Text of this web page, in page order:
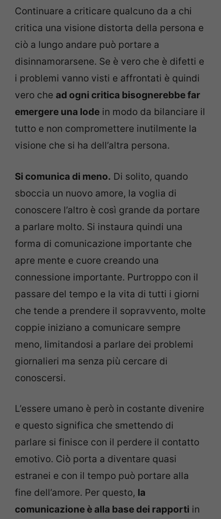
Continuare a criticare qualcuno da a chi
critica una visione distorta della persona e
ciò a lungo andare può portare a
disinnamorarsene. Se è vero che è difetti e
i problemi vanno visti e affrontati è quindi
vero che ad ogni critica bisognerebbe far
emergere una lode in modo da bilanciare il
tutto e non compromettere inutilmente la
visione che si ha dell’altra persona.
Si comunica di meno. Di solito, quando
sboccia un nuovo amore, la voglia di
conoscere l’altro è così grande da portare
a parlare molto. Si instaura quindi una
forma di comunicazione importante che
apre mente e cuore creando una
connessione importante. Purtroppo con il
passare del tempo e la vita di tutti i giorni
che tende a prendere il sopravvento, molte
coppie iniziano a comunicare sempre
meno, limitandosi a parlare dei problemi
giornalieri ma senza più cercare di
conoscersi.
L’essere umano è però in costante divenire
e questo significa che smettendo di
parlare si finisce con il perdere il contatto
emotivo. Ciò porta a diventare quasi
estranei e con il tempo può portare alla
fine dell’amore. Per questo, la
comunicazione è alla base dei rapporti in